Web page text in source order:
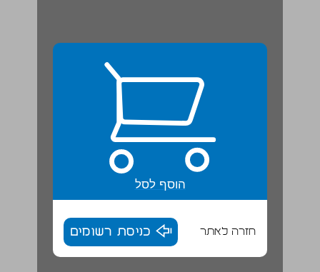
הוסף לסל
חזרה לאתר כניסת רשומים